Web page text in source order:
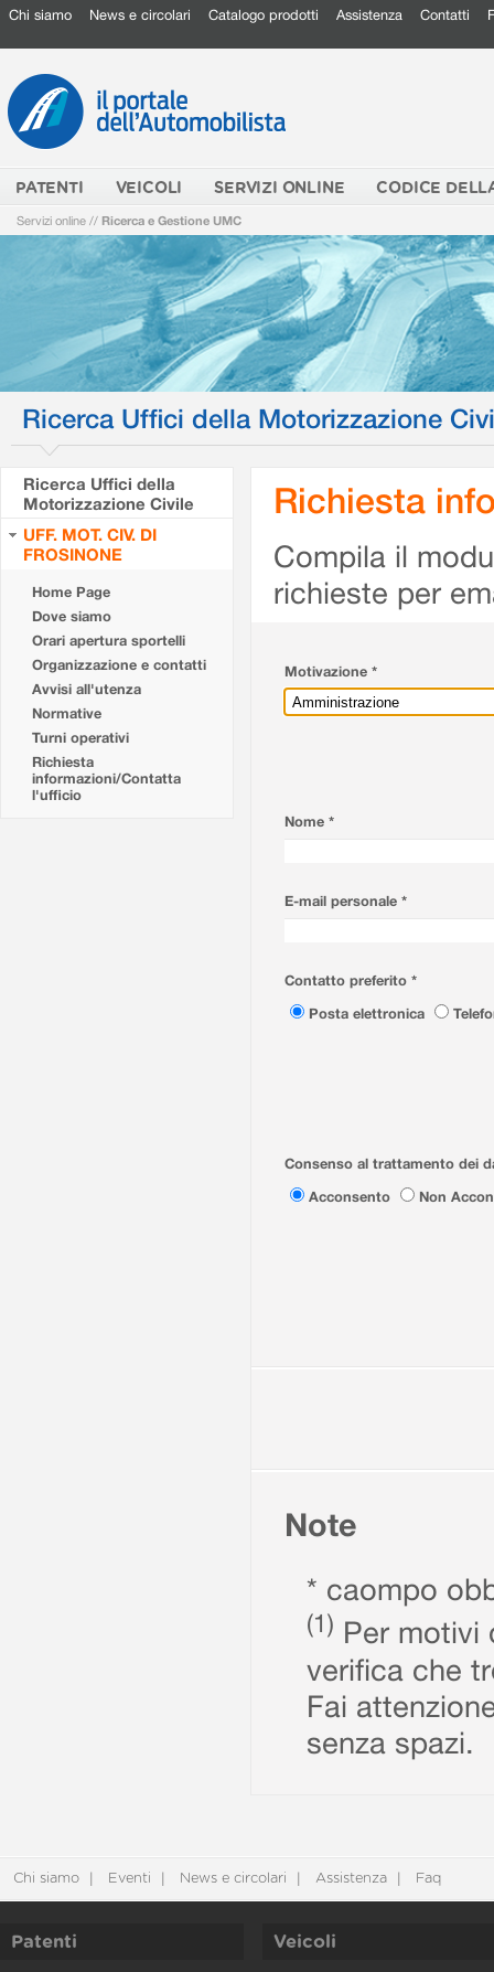
Chi siamo News e circolari Catalogo prodotti Assistenza Contatti
PATENTI VEICOLI SERVIZI ONLINE CODICE
Servizi online // Ricerca e Gestione UMC
Ricerca Uffici della Motorizzazione
Ricerca Uffici della
Motorizzazione Civile
UFF. MOT. CIV. DI
FROSINONE
Home Page
Dove siamo
Orari apertura sportelli
Organizzazione e contatti
Avvisi all'utenza
Normative
Turni operativi
Richiesta
informazioni/Contatta
l'ufficio
Richiesta
Compila il
richieste per
Motivazione *
Nome *
E-mail personale *
Contatto preferito *
Posta elettronica
Consenso al trattamento dei
Acconsento
Non
Note
* caompo
(1) Per motivi
verifica che
Fai
senza spazi.
Chi siamo Eventi News e circolari Assistenza Faq
Patenti Veicoli